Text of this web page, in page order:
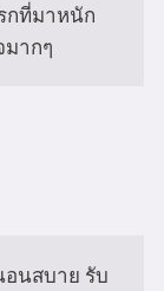
กที่มาหนัก
มากๆ
อนสบาย รับ